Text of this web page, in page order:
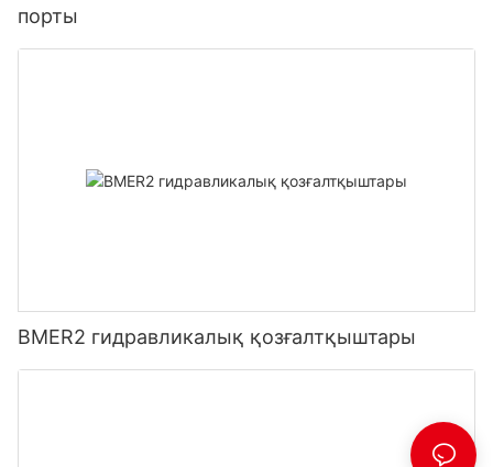
порты
BMER2 гидравликалық қозғалтқыштары